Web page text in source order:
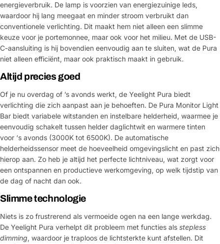
energieverbruik. De lamp is voorzien van energiezuinige leds,
waardoor hij lang meegaat en minder stroom verbruikt dan
conventionele verlichting. Dit maakt hem niet alleen een slimme
keuze voor je portemonnee, maar ook voor het milieu. Met de USB-
C-aansluiting is hij bovendien eenvoudig aan te sluiten, wat de Pura
niet alleen efficiënt, maar ook praktisch maakt in gebruik.
Altijd precies goed
Of je nu overdag of ’s avonds werkt, de Yeelight Pura biedt
verlichting die zich aanpast aan je behoeften. De Pura Monitor Light
Bar biedt variabele witstanden en instelbare helderheid, waarmee je
eenvoudig schakelt tussen helder daglichtwit en warmere tinten
voor ‘s avonds (3000K tot 6500K). De automatische
helderheidssensor meet de hoeveelheid omgevingslicht en past zich
hierop aan. Zo heb je altijd het perfecte lichtniveau, wat zorgt voor
een ontspannen en productieve werkomgeving, op welk tijdstip van
de dag of nacht dan ook.
Slimme technologie
Niets is zo frustrerend als vermoeide ogen na een lange werkdag.
De Yeelight Pura verhelpt dit probleem met functies als stepless
dimming, waardoor je traploos de lichtsterkte kunt afstellen. Dit